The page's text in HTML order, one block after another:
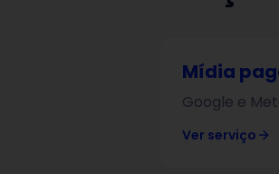
Mídia
Google e
Ver serviço